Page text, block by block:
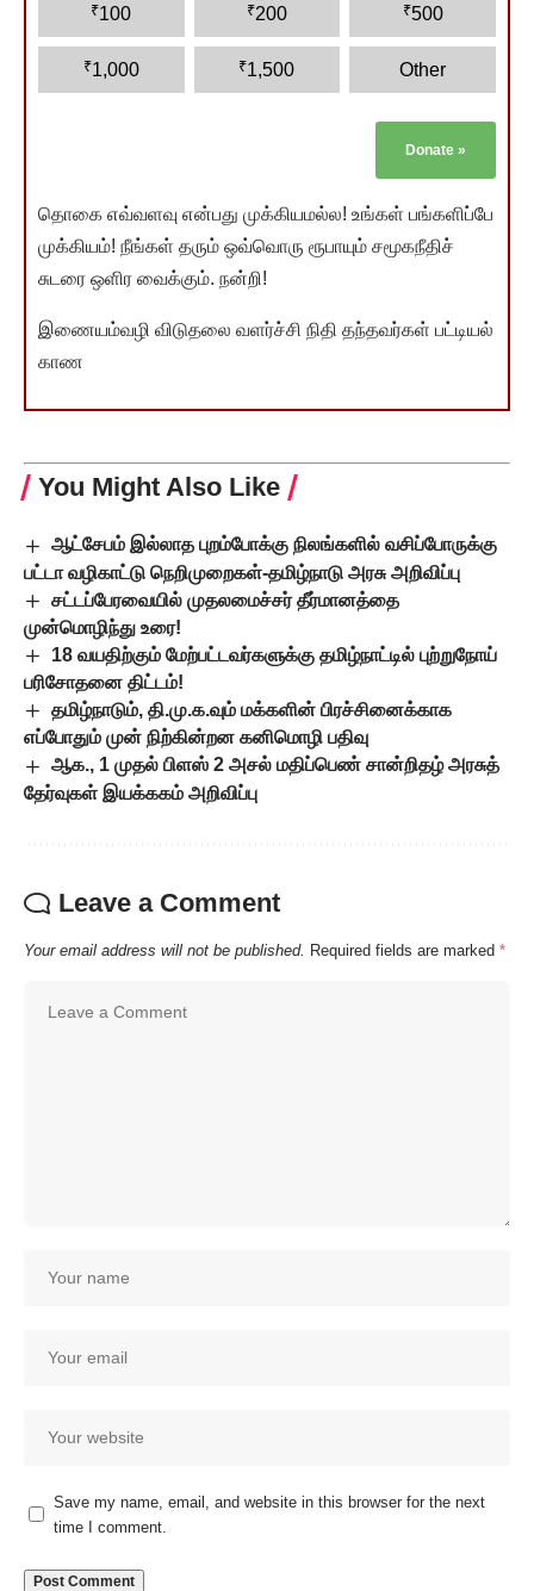
₹100 ₹200 ₹500
₹1,000 ₹1,500 Other
Donate »
தொகை எவ்வளவு என்பது முக்கியமல்ல! உங்கள் பங்களிப்பே
முக்கியம்! நீங்கள் தரும் ஒவ்வொரு ரூபாயும் சமூகநீதிச்
சுடரை ஒளிர வைக்கும். நன்றி!
இணையம்வழி விடுதலை வளர்ச்சி நிதி தந்தவர்கள் பட்டியல்
காண
You Might Also Like
ஆட்சேபம் இல்லாத புறம்போக்கு நிலங்களில் வசிப்போருக்கு
பட்டா வழிகாட்டு நெறிமுறைகள்-தமிழ்நாடு அரசு அறிவிப்பு
சட்டப்பேரவையில் முதலமைச்சர் தீர்மானத்தை
முன்மொழிந்து உரை!
18 வயதிற்கும் மேற்பட்டவர்களுக்கு தமிழ்நாட்டில் புற்றுநோய்
பரிசோதனை திட்டம்!
தமிழ்நாடும், தி.மு.க.வும் மக்களின் பிரச்சினைக்காக
எப்போதும் முன் நிற்கின்றன கனிமொழி பதிவு
ஆக., 1 முதல் பிளஸ் 2 அசல் மதிப்பெண் சான்றிதழ் அரசுத்
தேர்வுகள் இயக்ககம் அறிவிப்பு
Leave a Comment
Your email address will not be published. Required fields are marked *
Save my name, email, and website in this browser for the next
time I comment.